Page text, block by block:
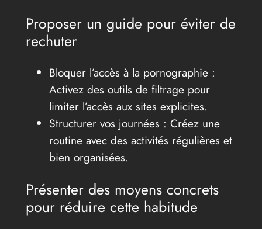
Proposer un guide pour éviter de
rechuter
Bloquer l’accès à la pornographie :
Activez des outils de filtrage pour
limiter l’accès aux sites explicites.
Structurer vos journées : Créez une
routine avec des activités régulières et
bien organisées.
Présenter des moyens concrets
pour réduire cette habitude